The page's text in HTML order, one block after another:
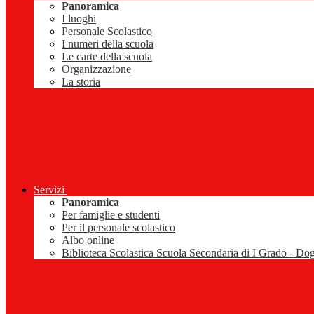
Panoramica
I luoghi
Personale Scolastico
I numeri della scuola
Le carte della scuola
Organizzazione
La storia
Servizi
Panoramica
Per famiglie e studenti
Per il personale scolastico
Albo online
Biblioteca Scolastica Scuola Secondaria di I Grado -